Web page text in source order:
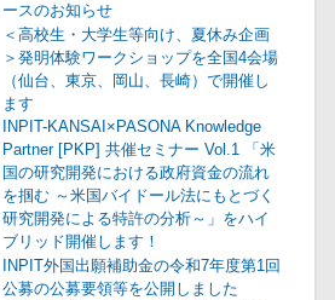
ースのお知らせ
＜高校生・大学生等向け、夏休み企画
＞発明体験ワークショップを全国4会場
（仙台、東京、岡山、長崎）で開催し
ます
INPIT-KANSAI×PASONA Knowledge
Partner [PKP] 共催セミナー Vol.1 「米
国の研究開発における政府資金の流れ
を掴む ～米国バイドール法にもとづく
研究開発による特許の分析～」をハイ
ブリッド開催します！
INPIT外国出願補助金の令和7年度第1回
公募の公募要領等を公開しました